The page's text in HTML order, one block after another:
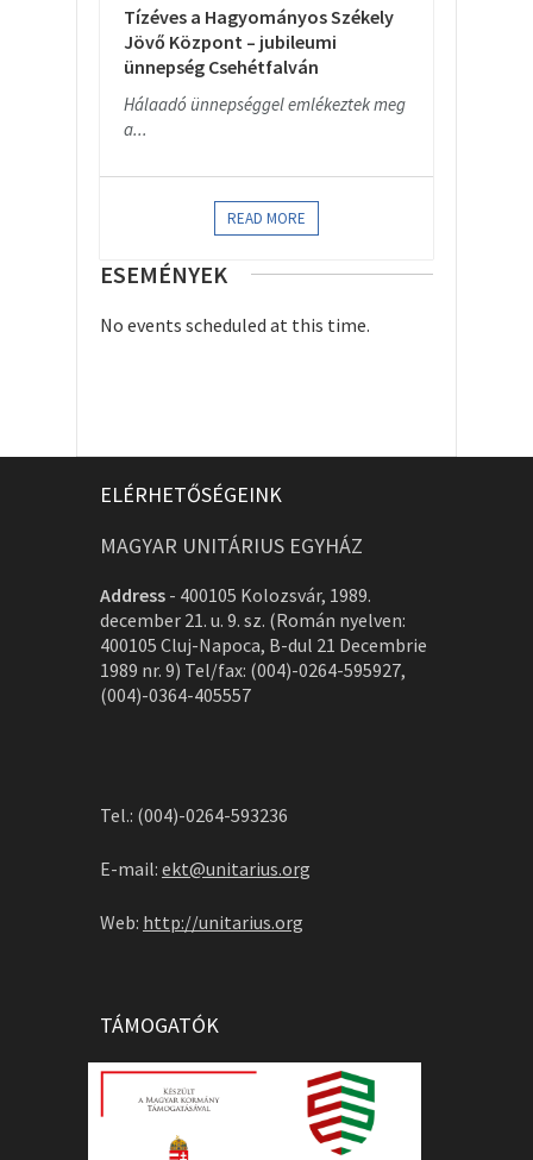
Tízéves a Hagyományos Székely
Jövő Központ – jubileumi
ünnepség Csehétfalván
Hálaadó ünnepséggel emlékeztek meg
a...
READ MORE
ESEMÉNYEK
No events scheduled at this time.
ELÉRHETŐSÉGEINK
MAGYAR UNITÁRIUS EGYHÁZ
Address - 400105 Kolozsvár, 1989.
december 21. u. 9. sz. (Román nyelven:
400105 Cluj-Napoca, B-dul 21 Decembrie
1989 nr. 9) Tel/fax: (004)-0264-595927,
(004)-0364-405557
Tel.: (004)-0264-593236
E-mail: ekt@unitarius.org
Web: http://unitarius.org
TÁMOGATÓK